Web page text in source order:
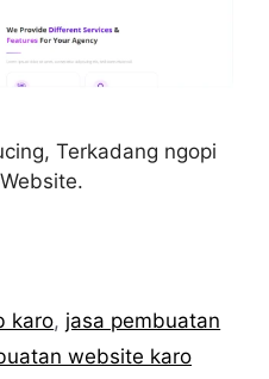
Terkadang ngopi
karo, jasa pembuatan
website karo